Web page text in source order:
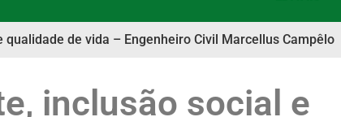
de vida – Engenheiro Civil Marcellus Campêlo
inclusão social e